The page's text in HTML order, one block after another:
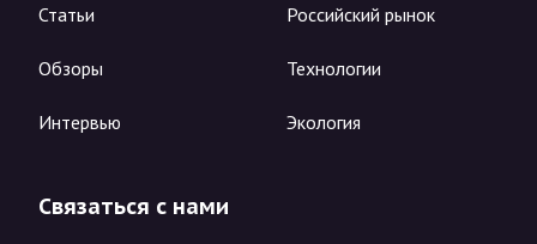
Статьи
Обзоры
Интервью
Российский рынок
Технологии
Экология
Связаться с нами